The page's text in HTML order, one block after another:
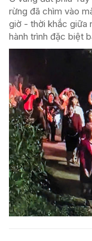
rừng đã chìm vào
giờ - thời khắc giữa
hành trình đặc biệt